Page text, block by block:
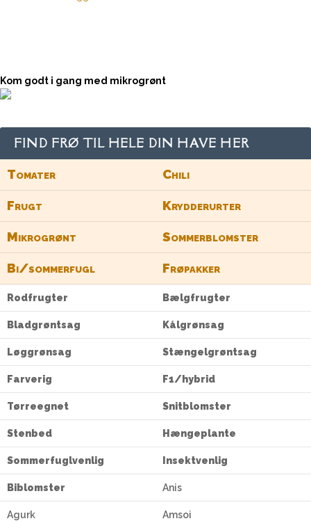
Kom godt i gang med mikrogrønt
FIND FRØ TIL HELE DIN HAVE HER
Tomater Chili
Frugt Krydderurter
Mikrogrønt Sommerblomster
Bi/sommerfugl Frøpakker
Rodfrugter Bælgfrugter
Bladgrøntsag Kålgrønsag
Løggrønsag Stængelgrøntsag
Farverig F1/hybrid
Tørreegnet Snitblomster
Stenbed Hængeplante
Sommerfuglvenlig Insektvenlig
Biblomster Anis
Agurk Amsoi